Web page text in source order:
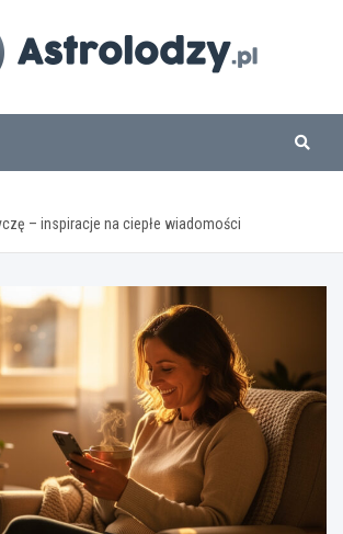
– inspiracje na ciepłe wiadomości